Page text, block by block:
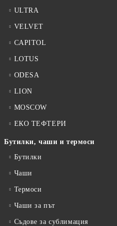
ULTRA
VELVET
CAPITOL
LOTUS
ODESA
LION
MOSCOW
ЕКО ТЕФТЕРИ
Бутилки, чаши и термоси
Бутилки
Чаши
Термоси
Чаши за път
Съдове за сублимация